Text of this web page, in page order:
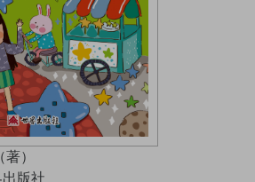
）
版社